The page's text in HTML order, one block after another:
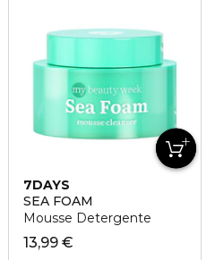
7DAYS
SEA FOAM
Mousse Detergente
13,99 €